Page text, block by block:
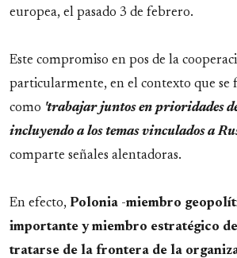
europea, el pasado 3 de febrero.
Este compromiso en pos de la
particularmente, en el contexto que se
como 'trabajar juntos en prioridades
incluyendo a los temas vinculados a
comparte señales alentadoras.
En efecto, Polonia -miembro
importante y miembro estratégico
tratarse de la frontera de la